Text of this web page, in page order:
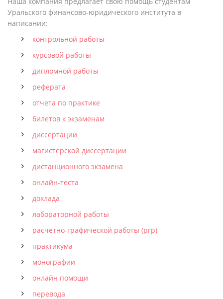
Уральского финансово-юридического института в
написании:
контрольной работы
курсовой работы
дипломной работы
реферата
отчета по практике
билетов к экзаменам
диссертации
магистерской диссертации
дистанционного экзамена
онлайн-теста
доклада
лабораторной работы
расчётно-графической работы (ргр)
практикума
монографии
онлайн помощи
перевода